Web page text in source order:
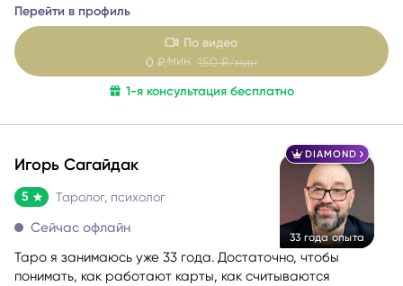
Перейти в профиль
По видео
0 ₽/мин150 ₽/мин
1-я консультация бесплатно
DIAMOND
33 года опыта
Игорь Сагайдак
5 Таролог, психолог
Сейчас офлайн
Таро я занимаюсь уже 33 года. Достаточно, чтобы
понимать, как работают карты, как считываются